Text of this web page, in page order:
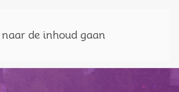
de inhoud gaan
Doneer